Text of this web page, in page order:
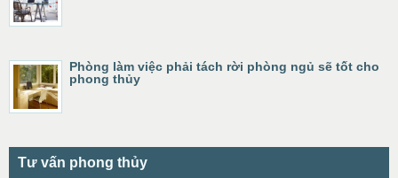
Phòng làm việc phải tách rời phòng ngủ sẽ tốt cho
phong thủy
Tư vấn phong thủy